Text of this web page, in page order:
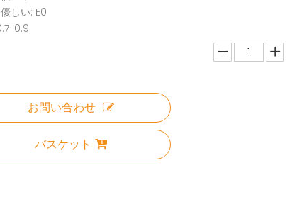
しい: E0
0.9
お問い合わせ
バスケット